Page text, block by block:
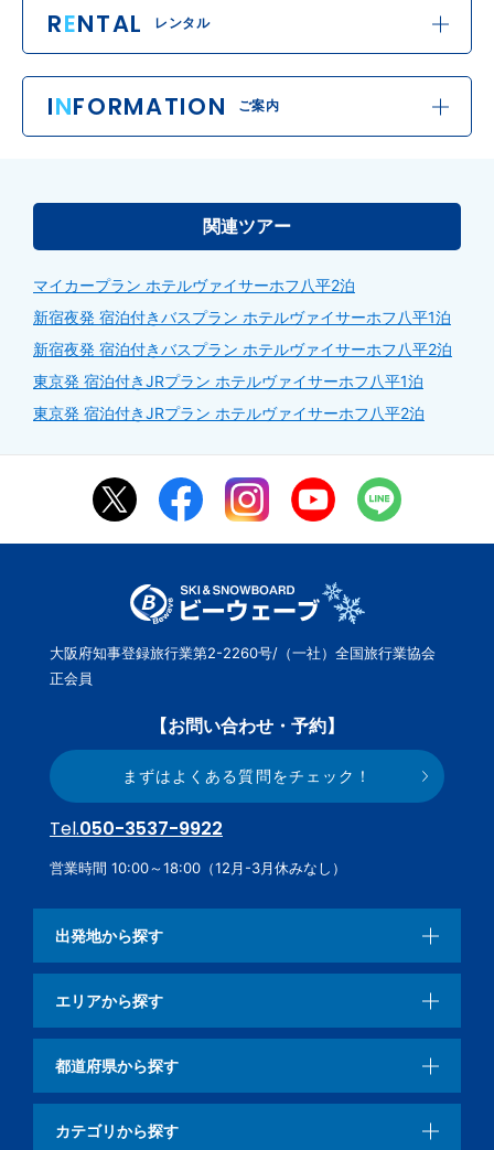
RENTAL レンタル
INFORMATION ご案内
関連ツアー
マイカープラン ホテルヴァイサーホフ八平2泊
新宿夜発 宿泊付きバスプラン ホテルヴァイサーホフ八平1泊
新宿夜発 宿泊付きバスプラン ホテルヴァイサーホフ八平2泊
東京発 宿泊付きJRプラン ホテルヴァイサーホフ八平1泊
東京発 宿泊付きJRプラン ホテルヴァイサーホフ八平2泊
大阪府知事登録旅行業第2-2260号/（一社）全国旅行業協会
正会員
【お問い合わせ・予約】
まずはよくある質問をチェック！
Tel.050-3537-9922
営業時間 10:00～18:00（12月-3月休みなし）
出発地から探す
エリアから探す
都道府県から探す
カテゴリから探す